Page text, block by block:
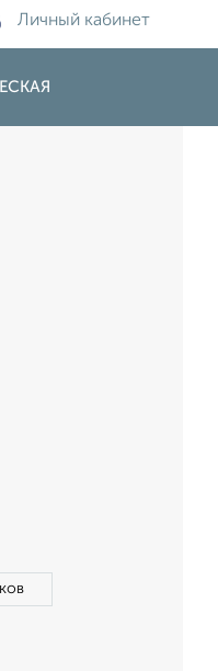
Личный кабинет